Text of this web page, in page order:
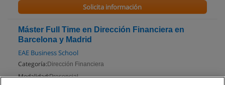
Solicita información
Máster Full Time en Dirección Financiera en
Barcelona y Madrid
EAE Business School
Categoría: Dirección Financiera
Modalidad:Presencial